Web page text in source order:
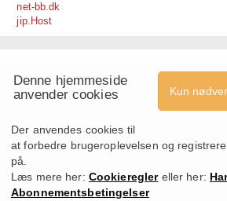
net-bb.dk
jip.Host
Kun
Denne hjemmeside
anvender cookies
Der anvendes cookies til
at forbedre brugeroplevelsen og
på.
Læs mere her: Cookiereglereller her:
Abonnementsbetingelser